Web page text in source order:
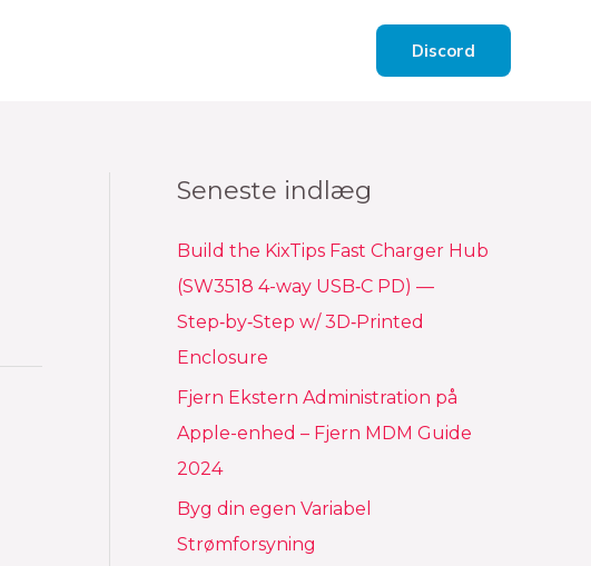
Discord
Seneste indlæg
Build the KixTips Fast Charger Hub
(SW3518 4-way USB‑C PD) —
Step‑by‑Step w/ 3D‑Printed
Enclosure
Fjern Ekstern Administration på
Apple-enhed – Fjern MDM Guide
2024
Byg din egen Variabel
Strømforsyning